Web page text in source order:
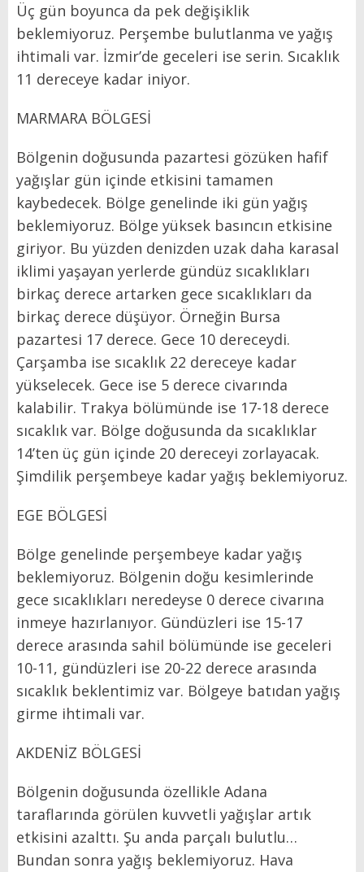
Üç gün boyunca da pek değişiklik
beklemiyoruz. Perşembe bulutlanma ve yağış
ihtimali var. İzmir’de geceleri ise serin. Sıcaklık
11 dereceye kadar iniyor.
MARMARA BÖLGESİ
Bölgenin doğusunda pazartesi gözüken hafif
yağışlar gün içinde etkisini tamamen
kaybedecek. Bölge genelinde iki gün yağış
beklemiyoruz. Bölge yüksek basıncın etkisine
giriyor. Bu yüzden denizden uzak daha karasal
iklimi yaşayan yerlerde gündüz sıcaklıkları
birkaç derece artarken gece sıcaklıkları da
birkaç derece düşüyor. Örneğin Bursa
pazartesi 17 derece. Gece 10 dereceydi.
Çarşamba ise sıcaklık 22 dereceye kadar
yükselecek. Gece ise 5 derece civarında
kalabilir. Trakya bölümünde ise 17-18 derece
sıcaklık var. Bölge doğusunda da sıcaklıklar
14’ten üç gün içinde 20 dereceyi zorlayacak.
Şimdilik perşembeye kadar yağış beklemiyoruz.
EGE BÖLGESİ
Bölge genelinde perşembeye kadar yağış
beklemiyoruz. Bölgenin doğu kesimlerinde
gece sıcaklıkları neredeyse 0 derece civarına
inmeye hazırlanıyor. Gündüzleri ise 15-17
derece arasında sahil bölümünde ise geceleri
10-11, gündüzleri ise 20-22 derece arasında
sıcaklık beklentimiz var. Bölgeye batıdan yağış
girme ihtimali var.
AKDENİZ BÖLGESİ
Bölgenin doğusunda özellikle Adana
taraflarında görülen kuvvetli yağışlar artık
etkisini azalttı. Şu anda parçalı bulutlu…
Bundan sonra yağış beklemiyoruz. Hava